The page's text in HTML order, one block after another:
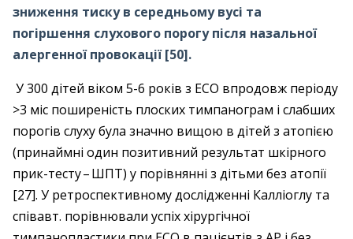
зниження тиску в середньому вусі та
погіршення слухового порогу після назальної
алергенної провокації [50].
У 300 дітей віком 5-6 років з ЕСО впродовж періоду
>3 міс поширеність плоских тимпанограм і слабших
порогів слуху була значно вищою в дітей з атопією
(принаймні один позитивний результат шкірного
прик-тесту – ​ШПТ) у порівнянні з дітьми без атопії
[27]. У ретроспективному дослідженні Калліоглу та
співавт. порівнювали успіх хірургічної